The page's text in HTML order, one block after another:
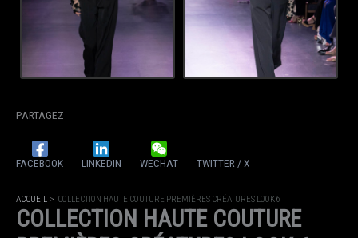
PARTAGEZ
FACEBOOK LINKEDIN WECHAT TWITTER / X
ACCUEIL COLLECTION HAUTE COUTURE PREMIÈRES CRÉATURES LOOK 6
COLLECTION HAUTE COUTURE